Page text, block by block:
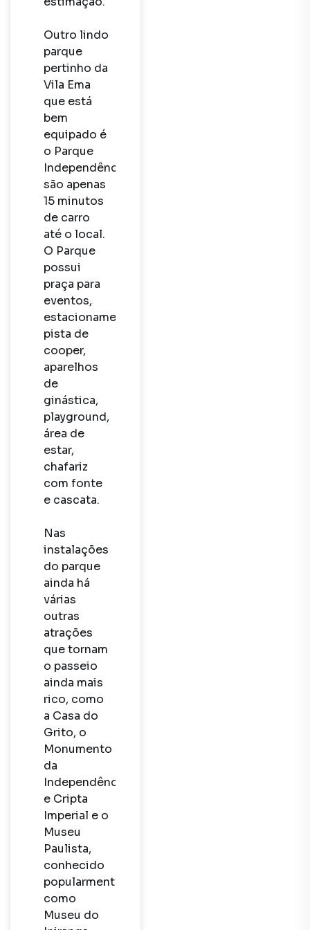
Outro lindo
parque
pertinho da
Vila Ema
que está
bem
equipado é
o Parque
Independência:
são apenas
15 minutos
de carro
até o local.
O Parque
possui
praça para
eventos,
estacionamento,
pista de
cooper,
aparelhos
de
ginástica,
playground,
área de
estar,
chafariz
com fonte
e cascata.
Nas
instalações
do parque
ainda há
várias
outras
atrações
que tornam
o passeio
ainda mais
rico, como
a Casa do
Grito, o
Monumento
da
Independência
e Cripta
Imperial e o
Museu
Paulista,
conhecido
popularmente
como
Museu do